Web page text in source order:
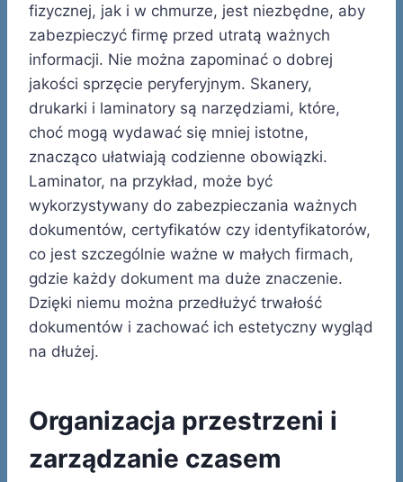
fizycznej, jak i w chmurze, jest niezbędne, aby
zabezpieczyć firmę przed utratą ważnych
informacji. Nie można zapominać o dobrej
jakości sprzęcie peryferyjnym. Skanery,
drukarki i laminatory są narzędziami, które,
choć mogą wydawać się mniej istotne,
znacząco ułatwiają codzienne obowiązki.
Laminator, na przykład, może być
wykorzystywany do zabezpieczania ważnych
dokumentów, certyfikatów czy identyfikatorów,
co jest szczególnie ważne w małych firmach,
gdzie każdy dokument ma duże znaczenie.
Dzięki niemu można przedłużyć trwałość
dokumentów i zachować ich estetyczny wygląd
na dłużej.
Organizacja przestrzeni i
zarządzanie czasem